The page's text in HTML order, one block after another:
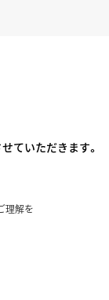
ていただきます。
理解を